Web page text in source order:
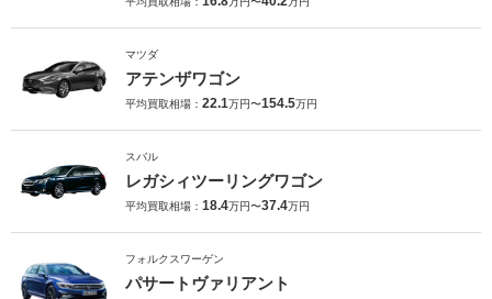
マツダ
アテンザワゴン
平均買取相場： 22.1万円〜154.5万円
スバル
レガシィツーリングワゴン
平均買取相場： 18.4万円〜37.4万円
フォルクスワーゲン
パサートヴァリアント